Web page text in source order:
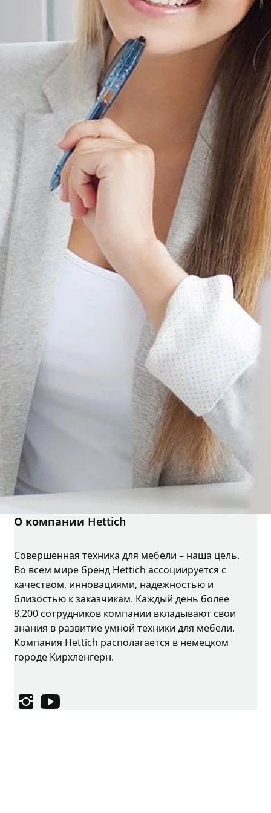
О компании Hettich
Совершенная техника для мебели – наша цель.
Во всем мире бренд Hettich ассоциируется с
качеством, инновациями, надежностью и
близостью к заказчикам. Каждый день более
8.200 сотрудников компании вкладывают свои
знания в развитие умной техники для мебели.
Компания Hettich располагается в немецком
городе Кирхленгерн.
InstagramYouTube